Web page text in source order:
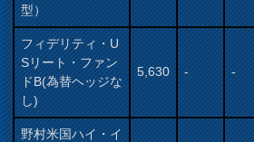
型）
フィデリティ・U
Sリート・ファン
ドB(為替ヘッジな
し)
5,630 - -
野村米国ハイ・イ